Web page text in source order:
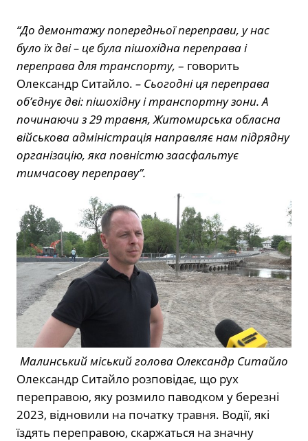
“До демонтажу попередньої переправи, у нас
було їх дві – це була пішохідна переправа і
переправа для транспорту, – говорить
Олександр Ситайло. – Сьогодні ця переправа
об’єднує дві: пішохідну і транспортну зони. А
починаючи з 29 травня, Житомирська обласна
військова адміністрація направляє нам підрядну
організацію, яка повністю заасфальтує
тимчасову переправу”.
Малинський міський голова Олександр Ситайло
Олександр Ситайло розповідає, що рух
переправою, яку розмило паводком у березні
2023, відновили на початку травня. Водії, які
їздять переправою, скаржаться на значну